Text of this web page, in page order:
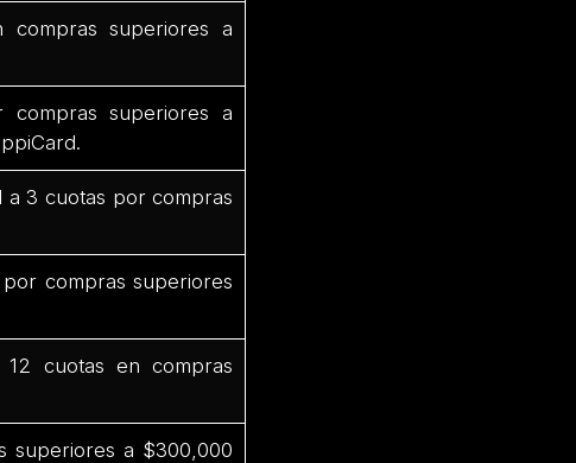
superiores a
superiores a
a 3 cuotas por compras
compras superiores
cuotas en compras
superiores a $300,000